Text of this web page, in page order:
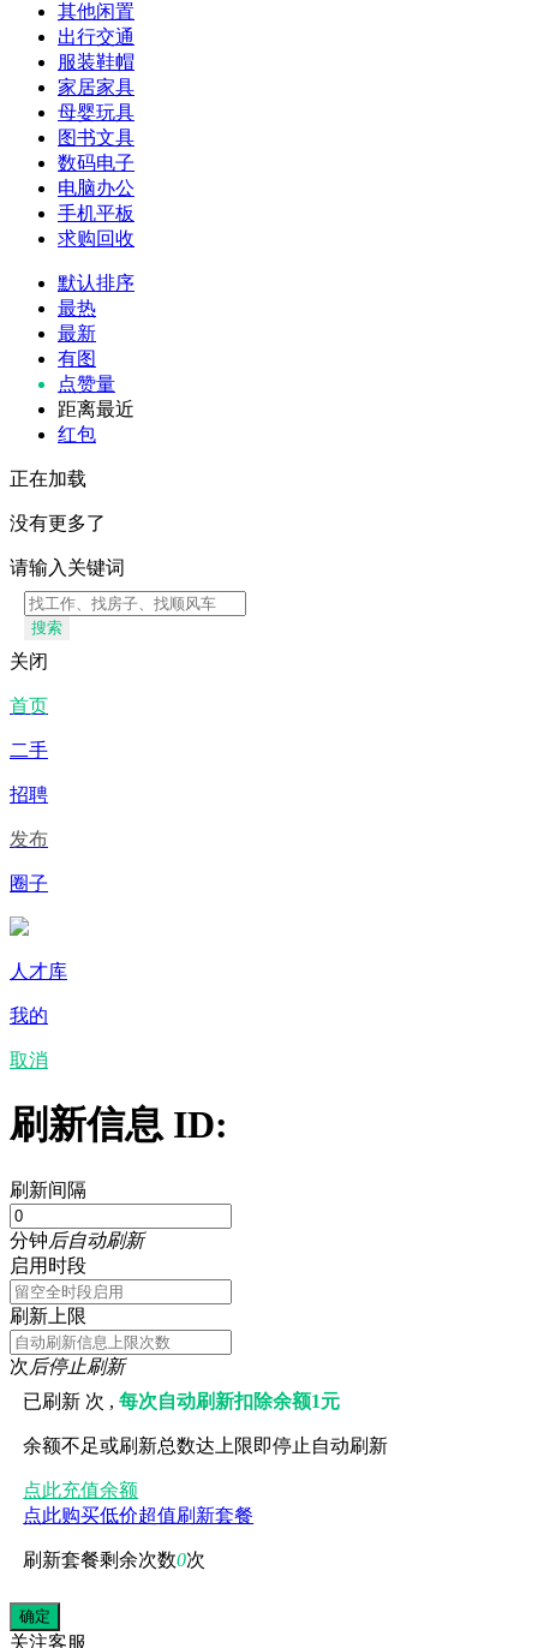
其他闲置
出行交通
服装鞋帽
家居家具
母婴玩具
图书文具
数码电子
电脑办公
手机平板
求购回收
默认排序
最热
最新
有图
点赞量
距离最近
红包
正在加载
没有更多了
请输入关键词
搜索
关闭
首页
二手
招聘
发布
圈子
人才库
我的
取消
刷新信息 ID:
刷新间隔
分钟后自动刷新
启用时段
刷新上限
次后停止刷新
已刷新 次 ,每次自动刷新扣除余额1元
余额不足或刷新总数达上限即停止自动刷新
点此充值余额
点此购买低价超值刷新套餐
刷新套餐剩余次数0次
关注客服